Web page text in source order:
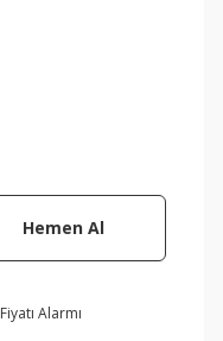
Hemen Al
Fiyatı Alarmı